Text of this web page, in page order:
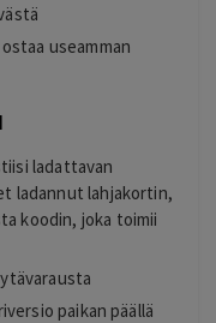
useamman
ladattavan
ladannut lahjakortin,
koodin, joka toimii
paikan päällä